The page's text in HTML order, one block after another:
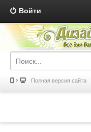
Войти
Полная версия сайта